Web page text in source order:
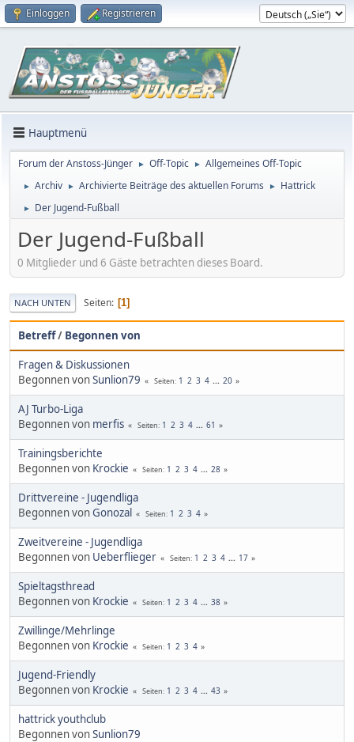
Einloggen Registrieren
Hauptmenü
Forum der Anstoss-Jünger ► Off-Topic ► Allgemeines Off-Topic
► Archiv ► Archivierte Beiträge des aktuellen Forums ► Hattrick
► Der Jugend-Fußball
Der Jugend-Fußball
0 Mitglieder und 6 Gäste betrachten dieses Board.
NACH UNTEN Seiten 1
Betreff/ Begonnen von
Fragen & Diskussionen
Begonnen vonSunlion79 Seiten 1 2 3 4 ... 20
AJ Turbo-Liga
Begonnen von merfis Seiten 1 2 3 4 ... 61
Trainingsberichte
Begonnen von Krockie Seiten 1 2 3 4 ... 28
Drittvereine - Jugendliga
Begonnen vonGonozal Seiten 1 2 3 4
Zweitvereine - Jugendliga
Begonnen von Ueberflieger Seiten 1 2 3 4 ... 17
Spieltagsthread
Begonnen von Krockie Seiten 1 2 3 4 ... 38
Zwillinge/Mehrlinge
Begonnen von Krockie Seiten 1 2 3 4
Jugend-Friendly
Begonnen von Krockie Seiten 1 2 3 4 ... 43
hattrick youthclub
Begonnen vonSunlion79